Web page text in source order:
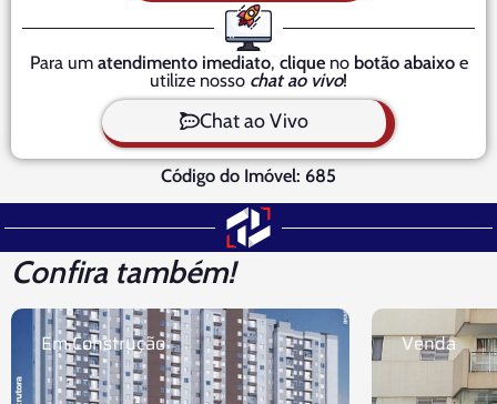
Para um atendimento imediato, clique no botão abaixo e
utilize nosso chat ao vivo!
Chat ao Vivo
Código do Imóvel: 685
Confira também!
Em Construção Venda